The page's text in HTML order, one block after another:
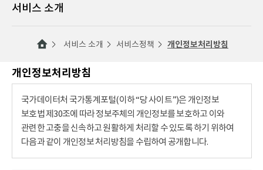
서비스 소개
서비스 소개 서비스정책 개인정보처리방침
개인정보처리방침
국가데이터처 국가통계포털(이하 “당 사이트”)은 개인정보
보호법 제30조에 따라 정보주체의 개인정보를 보호하고 이와
관련한 고충을 신속하고 원활하게 처리할 수 있도록 하기 위하여
다음과 같이 개인정보 처리방침을 수립하여 공개합니다.